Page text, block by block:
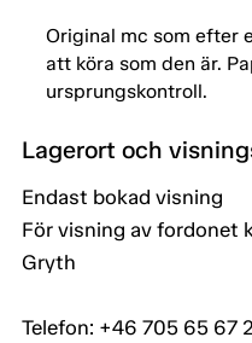
Original mc som efter
att köra som den är.
ursprungskontroll.
Lagerort och
Endast bokad visning
För visning av fordonet
Gryth
Telefon: +46 705 65 67